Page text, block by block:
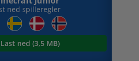
ned spilleregler
Last ned (3,5 MB)